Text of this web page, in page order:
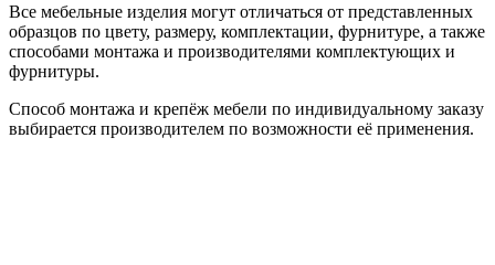
Все мебельные изделия могут отличаться от представленных
образцов по цвету, размеру, комплектации, фурнитуре, а также
способами монтажа и производителями комплектующих и
фурнитуры.
Способ монтажа и крепёж мебели по индивидуальному заказу
выбирается производителем по возможности её применения.